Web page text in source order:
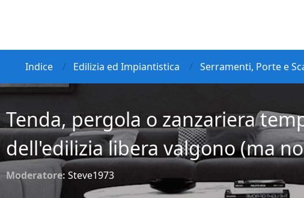
Indice Edilizia ed Impiantistica Serramenti, Porte e
Tenda, pergola o zanzariera
dell'edilizia libera valgono (ma
Moderatore: Steve1973